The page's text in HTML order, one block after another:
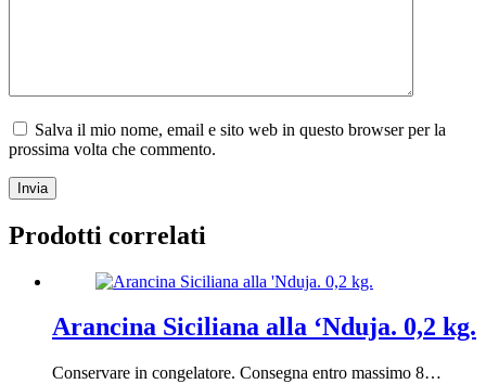
Salva il mio nome, email e sito web in questo browser per la
prossima volta che commento.
Invia
Prodotti correlati
Arancina Siciliana alla ‘Nduja. 0,2 kg.
Conservare in congelatore. Consegna entro massimo 8…